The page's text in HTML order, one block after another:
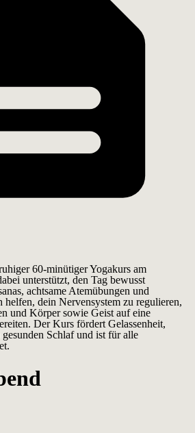
60-minütiger Yogakurs am
unterstützt, den Tag bewusst
achtsame Atemübungen und
helfen, dein Nervensystem zu regulieren,
und Körper sowie Geist auf eine
Der Kurs fördert Gelassenheit,
Schlaf und ist für alle